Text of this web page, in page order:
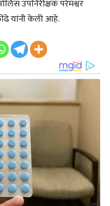
उपनिरीक्षक परेमश्वर
यांनी केली आहे.